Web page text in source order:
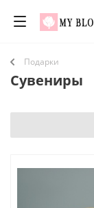
Подарки
Сувениры